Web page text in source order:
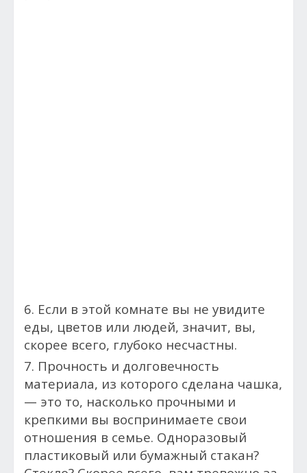
6. Если в этой комнате вы не увидите
еды, цветов или людей, значит, вы,
скорее всего, глубоко несчастны.
7. Прочность и долговечность
материала, из которого сделана чашка,
— это то, насколько прочными и
крепкими вы воспринимаете свои
отношения в семье. Одноразовый
пластиковый или бумажный стакан?